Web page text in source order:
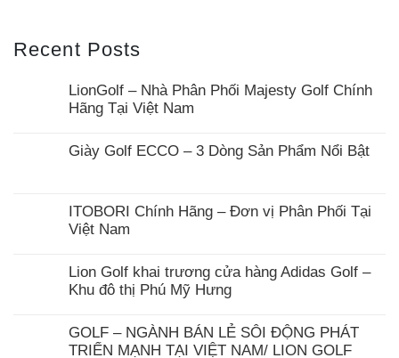
Recent Posts
LionGolf – Nhà Phân Phối Majesty Golf Chính
Hãng Tại Việt Nam
Giày Golf ECCO – 3 Dòng Sản Phẩm Nổi Bật
ITOBORI Chính Hãng – Đơn vị Phân Phối Tại
Việt Nam
Lion Golf khai trương cửa hàng Adidas Golf –
Khu đô thị Phú Mỹ Hưng
GOLF – NGÀNH BÁN LẺ SÔI ĐỘNG PHÁT
TRIỂN MẠNH TẠI VIỆT NAM/ LION GOLF